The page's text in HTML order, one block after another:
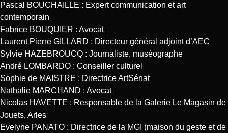
Pascal BOUCHAILLE : Expert communication et art
contemporain
Fabrice BOUQUIER : Avocat
Laurent Pierre GILLARD : Directeur général adjoint d’AEC
Sylvie HAZEBROUCQ : Journaliste, muséographe
André LOMBARDO : Conseiller culturel
Sophie de MAISTRE : Directrice ArtSénat
Nathalie MARCHAND : Avocat
Nicolas HAVETTE : Responsable de la Galerie Le Magasin de
Jouets, Arles
Evelyne PANATO : Directrice de la MGI (maison du geste et de